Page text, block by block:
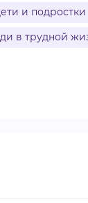
и подростки
в трудной